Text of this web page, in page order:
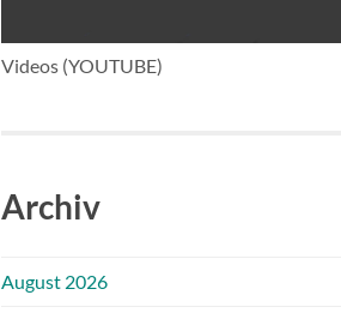
Videos (YOUTUBE)
Archiv
August 2026